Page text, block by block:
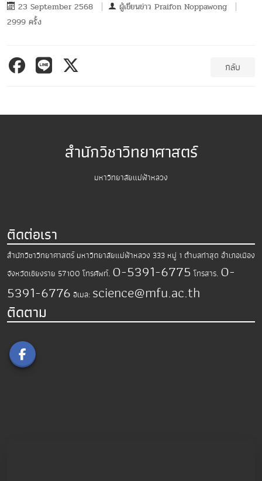
23 September 2568 ผู้เขียนข่าว Praifon Noppawong
2999 ครั้ง
กลับ
สำนักวิชาวิทยาศาสตร์
มหาวิทยาลัยแม่ฟ้าหลวง
ติดต่อเรา
สำนักวิชาวิทยาศาสตร์ มหาวิทยาลัยแม่ฟ้าหลวง 333 หมู่ 1 ตำบลท่าสุด อำเภอเมือง
จังหวัดเชียงราย 57100 โทรศัพท์. 0-5391-6775 โทรสาร. 0-
5391-6776 อีเมล: science@mfu.ac.th
ติดตาม